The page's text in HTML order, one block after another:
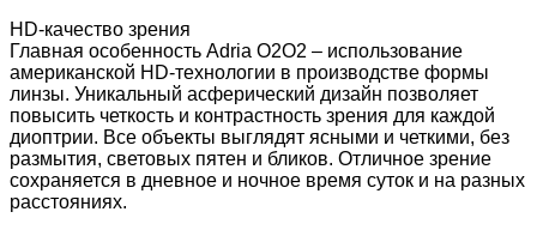
HD-качество зрения
Главная особенность Adria O2O2 – использование
американской HD-технологии в производстве формы
линзы. Уникальный асферический дизайн позволяет
повысить четкость и контрастность зрения для каждой
диоптрии. Все объекты выглядят ясными и четкими, без
размытия, световых пятен и бликов. Отличное зрение
сохраняется в дневное и ночное время суток и на разных
расстояниях.